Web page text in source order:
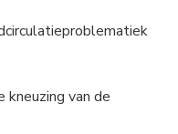
van de